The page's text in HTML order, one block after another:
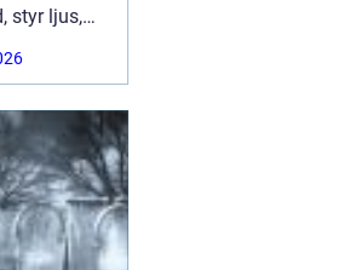
styr ljus,
och
hela